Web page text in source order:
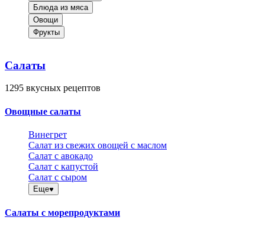
Блюда из мяса
Овощи
Фрукты
Салаты
1295 вкусных рецептов
Овощные салаты
Винегрет
Салат из свежих овощей с маслом
Салат с авокадо
Салат с капустой
Салат с сыром
Еще
Салаты с морепродуктами